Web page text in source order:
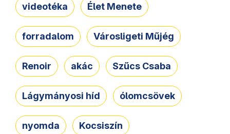
videotéka Élet Menete
forradalom Városligeti Műjég
Renoir akác Szűcs Csaba
Lágymányosi híd ólomcsövek
nyomda Kocsiszín